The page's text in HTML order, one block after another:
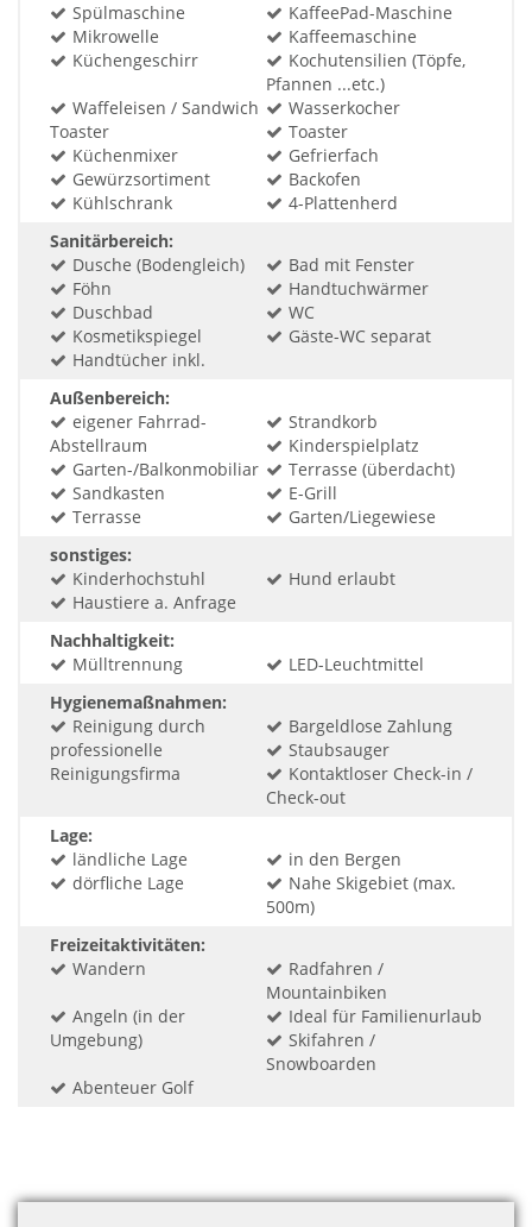
Spülmaschine
KaffeePad-Maschine
Mikrowelle
Kaffeemaschine
Küchengeschirr
Kochutensilien (Töpfe,
Pfannen ...etc.)
Waffeleisen / Sandwich
Toaster
Wasserkocher
Toaster
Küchenmixer
Gefrierfach
Gewürzsortiment
Backofen
Kühlschrank
4-Plattenherd
Sanitärbereich:
Dusche (Bodengleich)
Bad mit Fenster
Föhn
Handtuchwärmer
Duschbad
WC
Kosmetikspiegel
Gäste-WC separat
Handtücher inkl.
Außenbereich:
eigener Fahrrad-
Abstellraum
Strandkorb
Kinderspielplatz
Garten-/Balkonmobiliar
Terrasse (überdacht)
Sandkasten
E-Grill
Terrasse
Garten/Liegewiese
sonstiges:
Kinderhochstuhl
Hund erlaubt
Haustiere a. Anfrage
Nachhaltigkeit:
Mülltrennung
LED-Leuchtmittel
Hygienemaßnahmen:
Reinigung durch
professionelle
Reinigungsfirma
Bargeldlose Zahlung
Staubsauger
Kontaktloser Check-in /
Check-out
Lage:
ländliche Lage
in den Bergen
dörfliche Lage
Nahe Skigebiet (max.
500m)
Freizeitaktivitäten:
Wandern
Radfahren /
Mountainbiken
Angeln (in der
Umgebung)
Ideal für Familienurlaub
Skifahren /
Snowboarden
Abenteuer Golf